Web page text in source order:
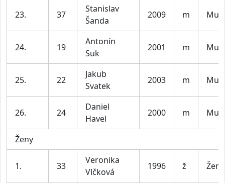
23. 37
Stanislav
Šanda
2009 m Muži
24. 19
Antonín
Suk
2001 m Muži
25. 22
Jakub
Svatek
2003 m Muži
26. 24
Daniel
Havel
2000 m Muži
Ženy
1. 33
Veronika
Vlčková
1996 ž Ženy